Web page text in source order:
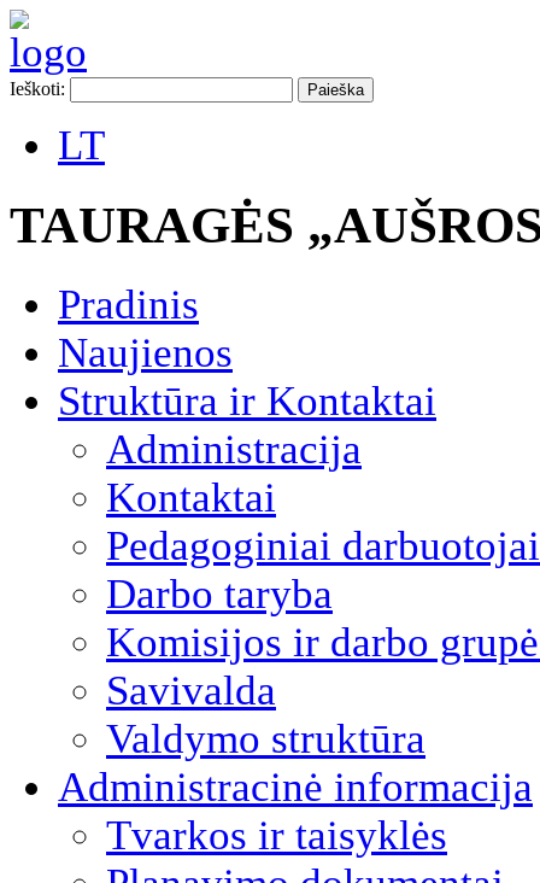
Ieškoti:
LT
TAURAGĖS
Pradinis
Naujienos
Struktūra ir Kontaktai
Administracija
Kontaktai
Pedagoginiai darbuotojai
Darbo taryba
Komisijos ir darbo
Savivalda
Valdymo struktūra
Administracinė informacija
Tvarkos ir taisyklės